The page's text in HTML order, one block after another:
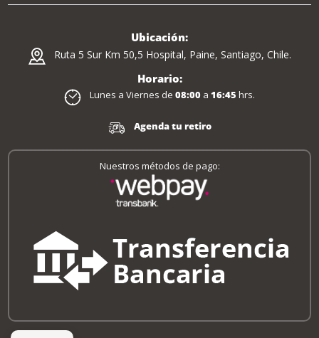
Ubicación:
Ruta 5 Sur Km 50,5 Hospital, Paine, Santiago, Chile.
Horario:
Lunes a Viernes de 08:00 a 16:45 hrs.
Agenda tu retiro
Nuestros métodos de pago: